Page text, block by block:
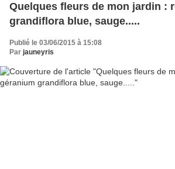
Quelques fleurs de mon jardin :
grandiflora blue, sauge.....
Publié le 03/06/2015 à 15:08
Par jauneyris